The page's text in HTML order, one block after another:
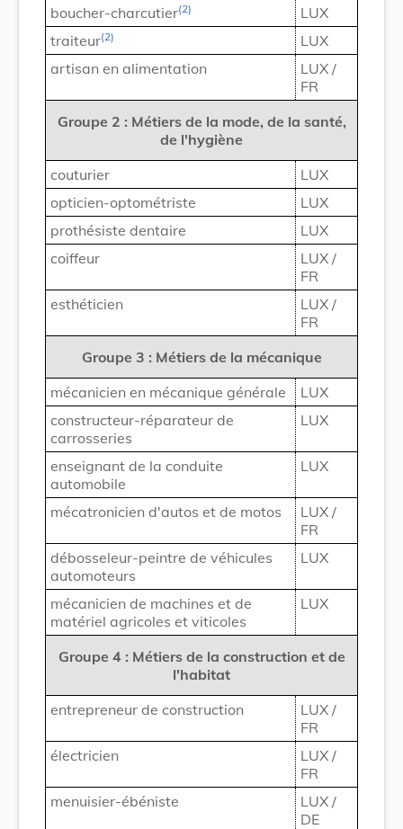
boucher-charcutier(2)
LUX
traiteur(2)
LUX
artisan en alimentation
LUX /
FR
Groupe 2 : Métiers de la mode, de la santé,
de l'hygiène
couturier
LUX
opticien-optométriste
LUX
prothésiste dentaire
LUX
coiffeur
LUX /
FR
esthéticien
LUX /
FR
Groupe 3 : Métiers de la mécanique
mécanicien en mécanique générale
LUX
constructeur-réparateur de
carrosseries
LUX
enseignant de la conduite
automobile
LUX
mécatronicien d'autos et de motos
LUX /
FR
débosseleur-peintre de véhicules
automoteurs
LUX
mécanicien de machines et de
matériel agricoles et viticoles
LUX
Groupe 4 : Métiers de la construction et de
l'habitat
entrepreneur de construction
LUX /
FR
électricien
LUX /
FR
menuisier-ébéniste
LUX /
DE